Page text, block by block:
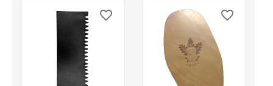
favorite_border favorite_border